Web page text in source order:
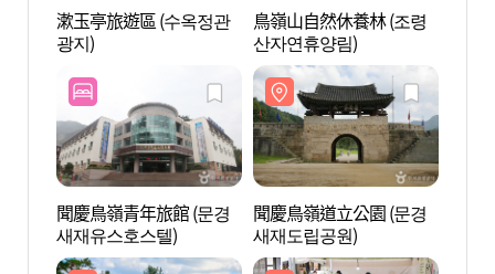
漱玉亭旅遊區 (수옥정관
광지)
鳥嶺山自然休養林 (조령
산자연휴양림)
聞慶鳥嶺青年旅館 (문경
새재유스호스텔)
聞慶鳥嶺道立公園 (문경
새재도립공원)